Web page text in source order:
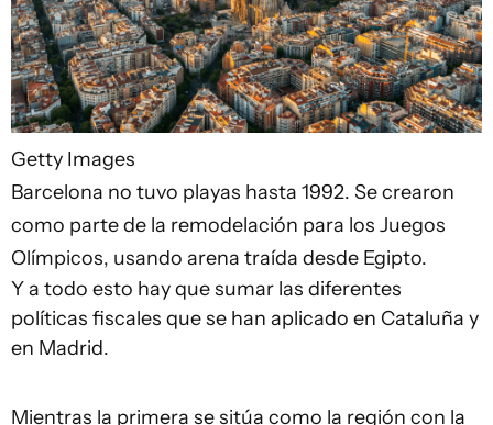
Getty Images
Barcelona no tuvo playas hasta 1992. Se crearon
como parte de la remodelación para los Juegos
Olímpicos, usando arena traída desde Egipto.
Y a todo esto hay que sumar las diferentes
políticas fiscales que se han aplicado en Cataluña y
en Madrid.
Mientras la primera se sitúa como la región con la